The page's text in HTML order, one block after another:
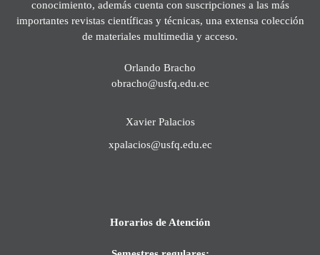
conocimiento, además cuenta con suscripciones a las más
importantes revistas científicas y técnicas, una extensa colección
de materiales multimedia y acceso.
Orlando Bracho
obracho@usfq.edu.ec
Xavier Palacios
xpalacios@usfq.edu.ec
Horarios de Atención